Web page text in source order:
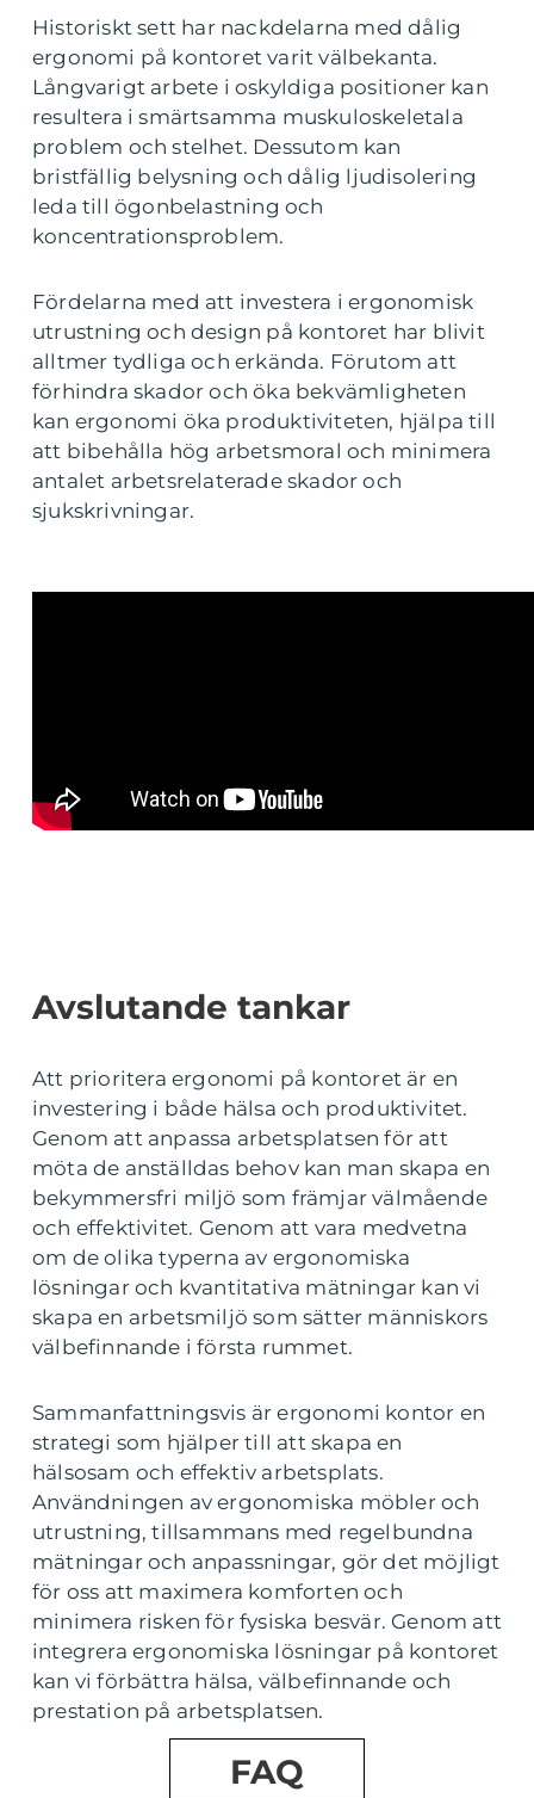
Historiskt sett har nackdelarna med dålig
ergonomi på kontoret varit välbekanta.
Långvarigt arbete i oskyldiga positioner kan
resultera i smärtsamma muskuloskeletala
problem och stelhet. Dessutom kan
bristfällig belysning och dålig ljudisolering
leda till ögonbelastning och
koncentrationsproblem.
Fördelarna med att investera i ergonomisk
utrustning och design på kontoret har blivit
alltmer tydliga och erkända. Förutom att
förhindra skador och öka bekvämligheten
kan ergonomi öka produktiviteten, hjälpa till
att bibehålla hög arbetsmoral och minimera
antalet arbetsrelaterade skador och
sjukskrivningar.
Avslutande tankar
Att prioritera ergonomi på kontoret är en
investering i både hälsa och produktivitet.
Genom att anpassa arbetsplatsen för att
möta de anställdas behov kan man skapa en
bekymmersfri miljö som främjar välmående
och effektivitet. Genom att vara medvetna
om de olika typerna av ergonomiska
lösningar och kvantitativa mätningar kan vi
skapa en arbetsmiljö som sätter människors
välbefinnande i första rummet.
Sammanfattningsvis är ergonomi kontor en
strategi som hjälper till att skapa en
hälsosam och effektiv arbetsplats.
Användningen av ergonomiska möbler och
utrustning, tillsammans med regelbundna
mätningar och anpassningar, gör det möjligt
för oss att maximera komforten och
minimera risken för fysiska besvär. Genom att
integrera ergonomiska lösningar på kontoret
kan vi förbättra hälsa, välbefinnande och
prestation på arbetsplatsen.
FAQ